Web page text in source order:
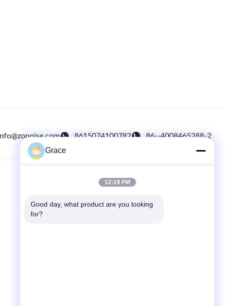
8615074100782 86--4008465288-2
ΓΡΉΓΟΡΕΣ ΣΥΝΔΈΣΕΙΣ
Σπίτι
Grace
12:19 PM
Good day, what product are you looking
for?